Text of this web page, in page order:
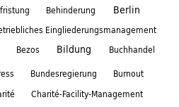
Behinderung
Berlin
Eingliederungsmanagement
Bezos Bildung Buchhandel
Bundesregierung
Burnout
Charité-Facility-Management